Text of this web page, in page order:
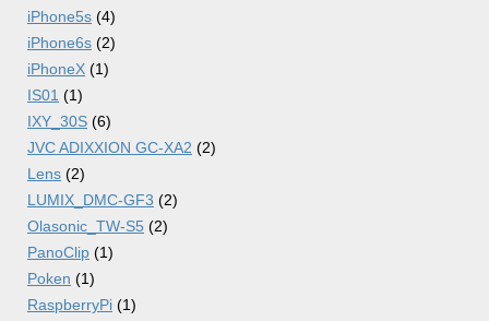
iPhone5s (4)
iPhone6s (2)
iPhoneX (1)
IS01 (1)
IXY_30S (6)
JVC ADIXXION GC-XA2 (2)
Lens (2)
LUMIX_DMC-GF3 (2)
Olasonic_TW-S5 (2)
PanoClip (1)
Poken (1)
RaspberryPi (1)